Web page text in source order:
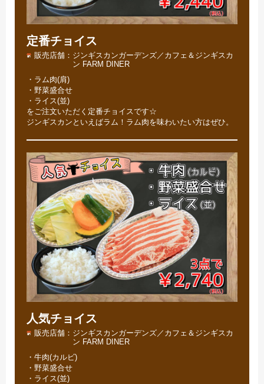
定番チョイス
販売店舗
ジンギスカンガーデンズ／カフェ＆ジンギスカ
ン FARM DINER
・ラム肉(肩)
・野菜盛合せ
・ライス(並)
をご注文いただく定番チョイスです☆
ジンギスカンといえばラム！ラム肉を味わいたい方はぜひ。
人気チョイス
販売店舗
ジンギスカンガーデンズ／カフェ＆ジンギスカ
ン FARM DINER
・牛肉(カルビ)
・野菜盛合せ
・ライス(並)